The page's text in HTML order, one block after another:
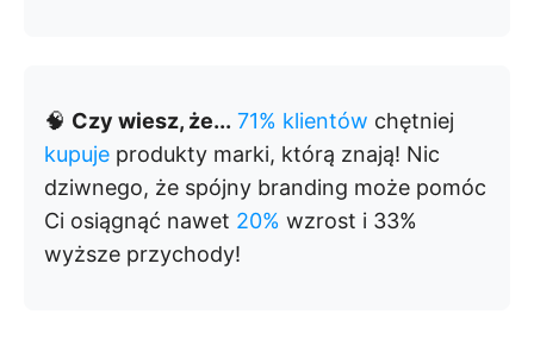
🧠 Czy wiesz, że... 71% klientów chętniej
kupuje produkty marki, którą znają! Nic
dziwnego, że spójny branding może pomóc
Ci osiągnąć nawet 20% wzrost i 33%
wyższe przychody!